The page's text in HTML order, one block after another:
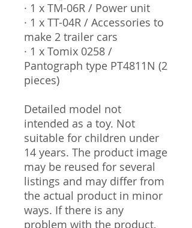
· 1 x TM-06R / Power unit
· 1 x TT-04R / Accessories to
make 2 trailer cars
· 1 x Tomix 0258 /
Pantograph type PT4811N (2
pieces)
Detailed model not
intended as a toy. Not
suitable for children under
14 years. The product image
may be reused for several
listings and may differ from
the actual product in minor
ways. If there is any
problem with the product,